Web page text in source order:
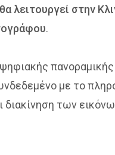
λειτουργεί στην
.
με το
των